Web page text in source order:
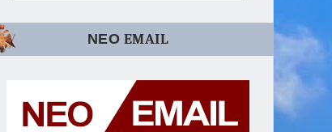
ΝΕΟ EMAIL